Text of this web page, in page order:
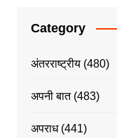
Category
अंतरराष्ट्रीय(480)
अपनी बात(483)
अपराध(441)